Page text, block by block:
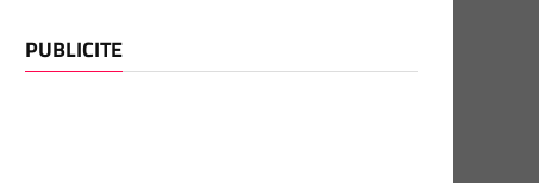
PUBLICITE